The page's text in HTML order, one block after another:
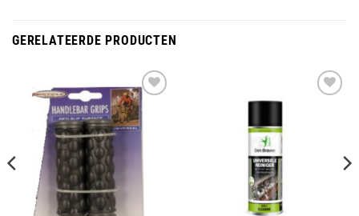
GERELATEERDE PRODUCTEN
Toevoegen
aan
wenslijst